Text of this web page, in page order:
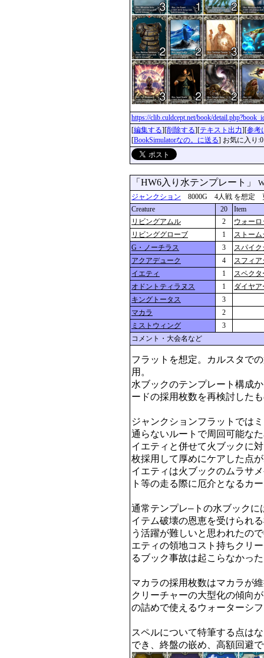
https://clib.culdcept.net/book/
[編集する][削除する][テキスト出力][参考
[BookSimulatorなの。に送る] お気に入り:0
「HW6入り水テンプレート」
ジャンクション 8000G 4人戦 を想定 更
Creature
20
Item
リビングアムル
2
ウォー
リビンググローブ
1
ストー
G・ノーチラス
3
スパイ
アクアデューク
4
スフィ
イエティ
1
スペク
オドントティラヌス
1
ダイヤ
キングトータス
3
マカラ
2
ミストウィング
3
コメント・大会名など
フラットを想定。カルスタで
用。
水ブックのテンプレート構成
ードの採用枚数を再検討した
ジャンクションフラットでは
通らないルートで周回可能な
イエティと併せて火ブックに
枚採用して厚めにケアした点
イエティは火ブックのムラサ
ト等の走る際に厄介となるカ
通常テンプレ―トの水ブック
イテム破壊の恩恵を受けられ
う活躍が難しいと思われたの
エティの領地コスト持ちクリ
るブック事故は起こらなかっ
マカラの採用枚数はマカラが
クリーチャーの大型化の傾向
の詰めで使えるウォーターシ
スペルについて特筆する点は
でき、終盤の嵌め、高額回避